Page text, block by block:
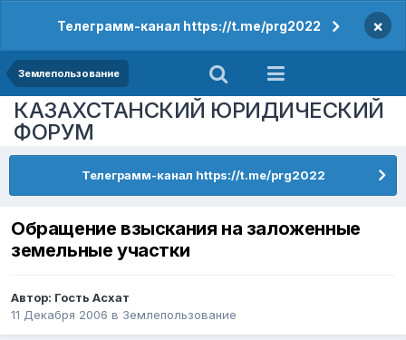
Телеграмм-канал https://t.me/prg2022 ×
Землепользование
КАЗАХСТАНСКИЙ ЮРИДИЧЕСКИЙ
ФОРУМ
Телеграмм-канал https://t.me/prg2022
Обращение взыскания на заложенные
земельные участки
Автор: Гость Асхат
11 Декабря 2006 в Землепользование